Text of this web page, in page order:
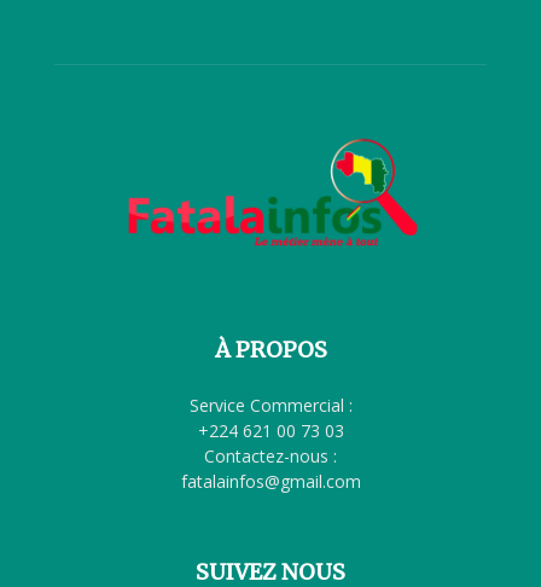
À PROPOS
Service Commercial :
+224 621 00 73 03
Contactez-nous :
fatalainfos@gmail.com
SUIVEZ NOUS